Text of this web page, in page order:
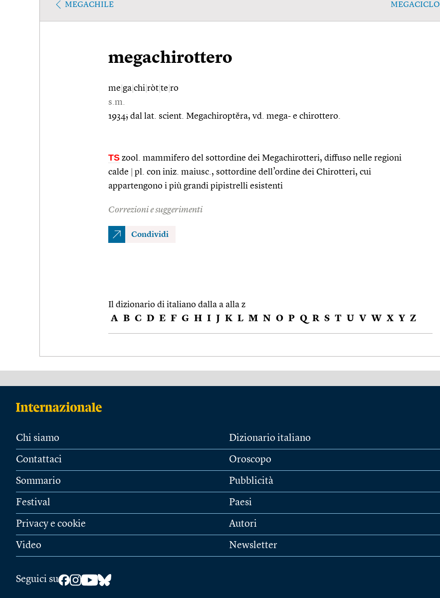
MEGACHILE MEGACICLO
megachirottero
me ga chi ròt te ro
s.m.
1934; dal lat. scient. Megachiroptĕra, vd. mega- e chirottero.
TS zool. mammifero del sottordine dei Megachirotteri, diffuso nelle regioni
calde
pl. con iniz. maiusc., sottordine dell’ordine dei Chirotteri, cui
appartengono i più grandi pipistrelli esistenti
Correzioni e suggerimenti
Condividi
Il dizionario di italiano dalla a alla z
A B C D E F G H I J K L M N O P Q R S T U V W X Y Z
Chi siamo
Contattaci
Sommario
Festival
Privacy e cookie
Video
Dizionario italiano
Oroscopo
Pubblicità
Paesi
Autori
Newsletter
Seguici su